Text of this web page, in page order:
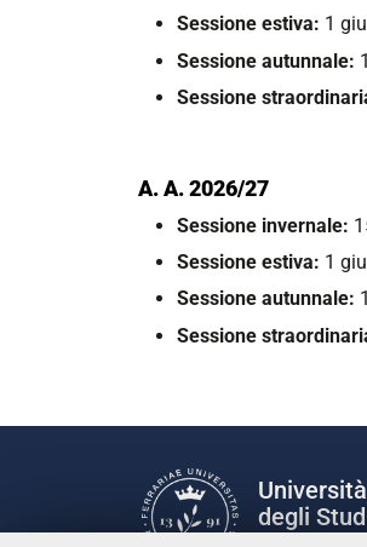
Sessione estiva: 1
Sessione autunnale:
Sessione
A. A.2026/27
Sessione invernale:
Sessione estiva: 1
Sessione autunnale:
Sessione
Università
degli